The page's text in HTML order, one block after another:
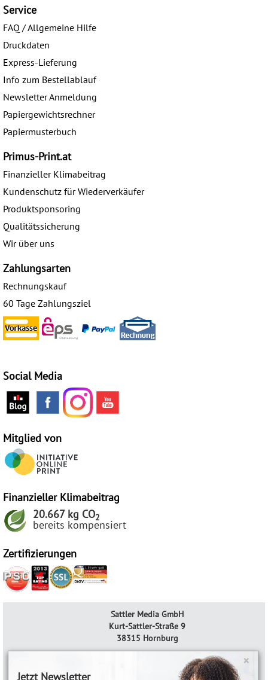
×
Jetzt Newsletter
Service
FAQ / Allgemeine Hilfe
Druckdaten
Express-Lieferung
Info zum Bestellablauf
Newsletter Anmeldung
Papiergewichtsrechner
Papiermusterbuch
Primus-Print.at
Finanzieller Klimabeitrag
Kundenschutz für Wiederverkäufer
Produktsponsoring
Qualitätssicherung
Wir über uns
Zahlungsarten
Rechnungskauf
60 Tage Zahlungsziel
Social Media
Mitglied von
Finanzieller Klimabeitrag
20.667 kg CO2
bereits kompensiert
Zertifizierungen
Sattler Media GmbH
Kurt-Sattler-Straße 9
38315 Hornburg
Datenschutzerklärung